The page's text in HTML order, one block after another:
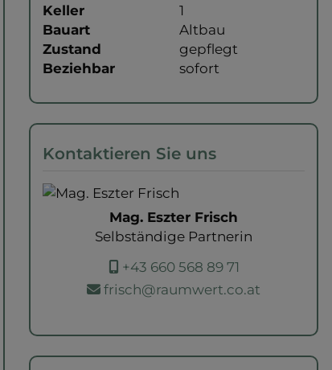
Keller
1
Bauart
Altbau
Zustand
gepflegt
Beziehbar
sofort
Kontaktieren Sie uns
Mag. Eszter Frisch
Selbständige Partnerin
+43 660 568 89 71
frisch@raumwert.co.at